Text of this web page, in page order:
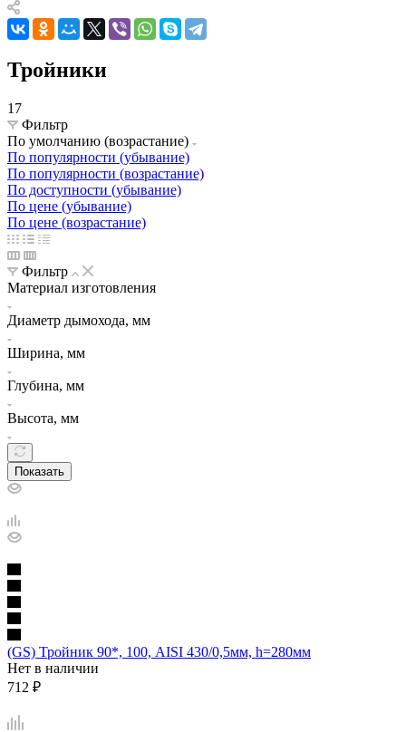
Тройники
17
Фильтр
По умолчанию (возрастание)
По популярности (убывание)
По популярности (возрастание)
По доступности (убывание)
По цене (убывание)
По цене (возрастание)
Фильтр
Материал изготовления
Диаметр дымохода, мм
Ширина, мм
Глубина, мм
Высота, мм
Показать
(GS) Тройник 90*, 100, AISI 430/0,5мм, h=280мм
Нет в наличии
712 ₽